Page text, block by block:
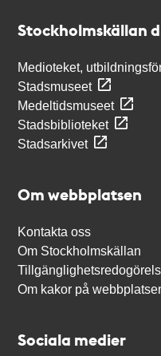
Stockholmskällan
Medioteket,
Stadsmuseet
Medeltidsmuseet
Stadsbiblioteket
Stadsarkivet
Om webbplatsen
Kontakta oss
Om Stockholmskällan
Om kakor på
Sociala medier